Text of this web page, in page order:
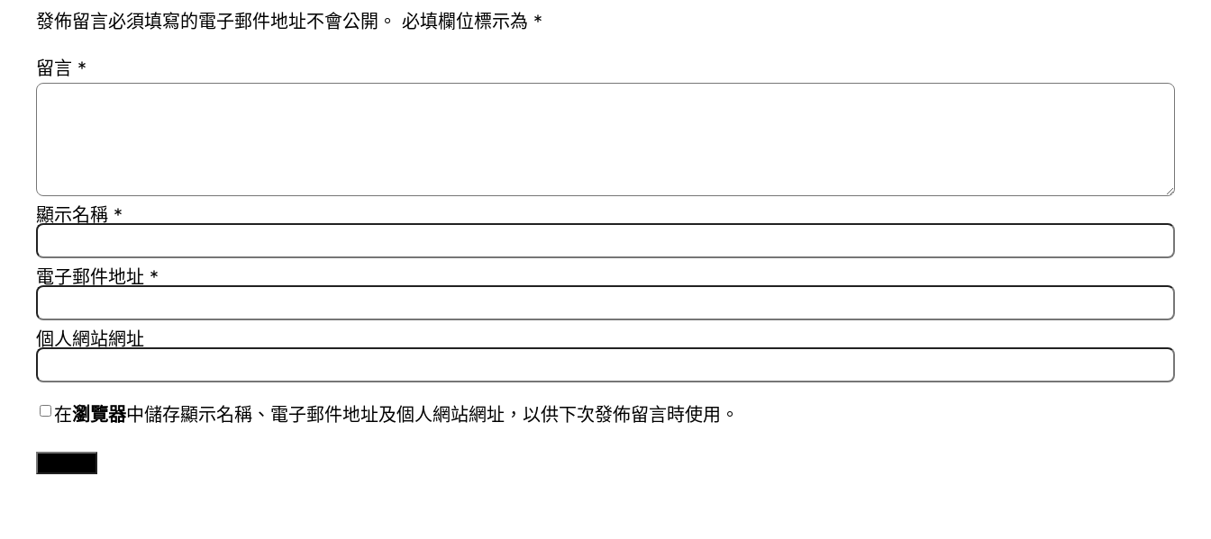
發佈留言必須填寫的電子郵件地址不會公開。 必填欄位標示為 *
留言 *
顯示名稱 *
電子郵件地址 *
個人網站網址
在瀏覽器中儲存顯示名稱、電子郵件地址及個人網站網址，以供下次發佈留言時使用。